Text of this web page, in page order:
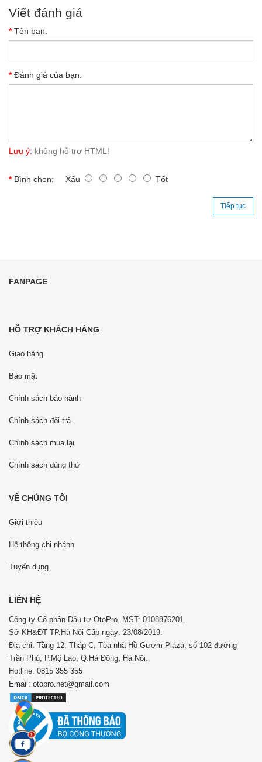
Viết đánh giá
Tên bạn:
Đánh giá của bạn:
Lưu ý: không hỗ trợ HTML!
Bình chọn: Xấu Tốt
Tiếp tục
FANPAGE
HỖ TRỢ KHÁCH HÀNG
Giao hàng
Bảo mật
Chính sách bảo hành
Chính sách đổi trả
Chính sách mua lại
Chính sách dùng thử
VỀ CHÚNG TÔI
Giới thiệu
Hệ thống chi nhánh
Tuyển dụng
LIÊN HỆ
Công ty Cổ phần Đầu tư OtoPro. MST: 0108876201.
Sở KH&ĐT TP.Hà Nội Cấp ngày: 23/08/2019.
Địa chỉ: Tầng 12, Tháp C, Tòa nhà Hồ Gươm Plaza, số 102 đường
Trần Phú, P.Mộ Lao, Q.Hà Đông, Hà Nội.
Hotline: 0815 355 355
Email: otopro.net@gmail.com